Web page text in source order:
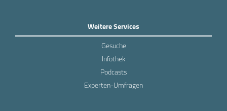
Weitere Services
Gesuche
Infothek
Podcasts
Experten-Umfragen